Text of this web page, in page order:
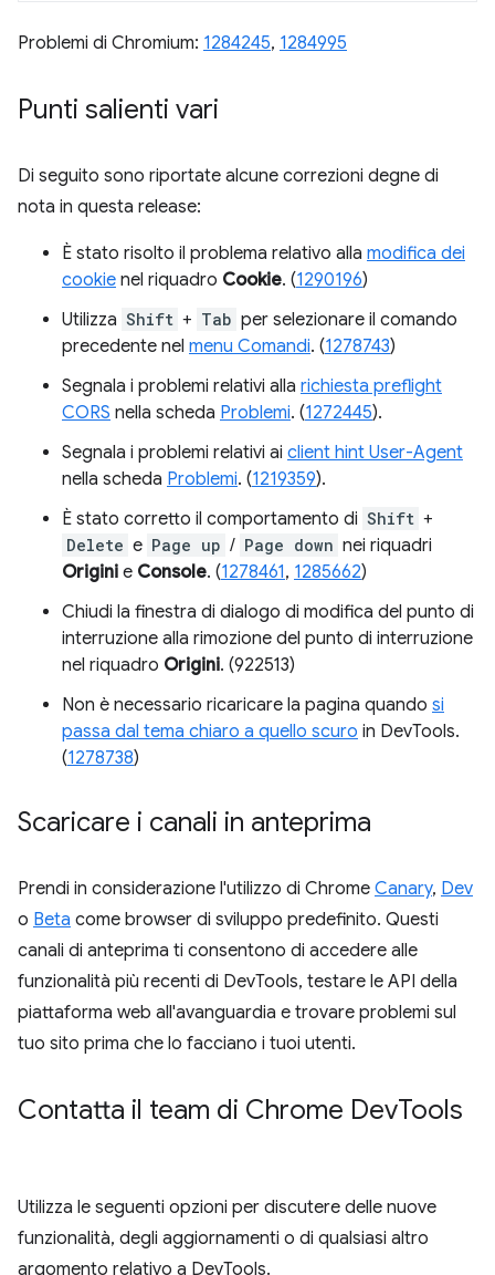
Problemi di Chromium: 1284245, 1284995
Punti salienti vari
Di seguito sono riportate alcune correzioni degne di
nota in questa release:
È stato risolto il problema relativo alla modifica dei
cookie nel riquadro Cookie. (1290196)
Utilizza Shift + Tab per selezionare il comando
precedente nel menu Comandi. (1278743)
Segnala i problemi relativi alla richiesta preflight
CORS nella scheda Problemi. (1272445).
Segnala i problemi relativi ai client hint User-Agent
nella scheda Problemi. (1219359).
È stato corretto il comportamento di Shift +
Delete e Page up / Page down nei riquadri
Origini e Console. (1278461, 1285662)
Chiudi la finestra di dialogo di modifica del punto di
interruzione alla rimozione del punto di interruzione
nel riquadro Origini. (922513)
Non è necessario ricaricare la pagina quando si
passa dal tema chiaro a quello scuro in DevTools.
(1278738)
Scaricare i canali in anteprima
Prendi in considerazione l'utilizzo di Chrome Canary, Dev
o Beta come browser di sviluppo predefinito. Questi
canali di anteprima ti consentono di accedere alle
funzionalità più recenti di DevTools, testare le API della
piattaforma web all'avanguardia e trovare problemi sul
tuo sito prima che lo facciano i tuoi utenti.
Contatta il team di Chrome DevTools
Utilizza le seguenti opzioni per discutere delle nuove
funzionalità, degli aggiornamenti o di qualsiasi altro
argomento relativo a DevTools.